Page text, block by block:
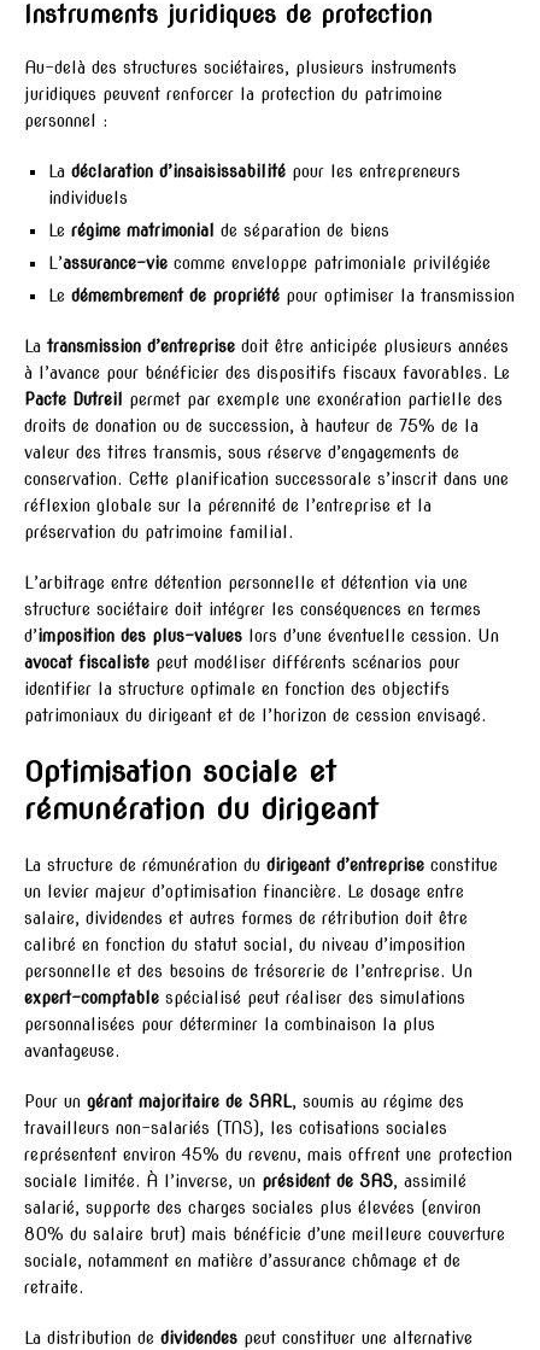
Instruments juridiques de protection
Au-delà des structures sociétaires, plusieurs instruments
juridiques peuvent renforcer la protection du patrimoine
personnel :
La déclaration d’insaisissabilité pour les entrepreneurs
individuels
Le régime matrimonial
de séparation de biens
L’assurance-vie comme enveloppe patrimoniale privilégiée
Le démembrement de propriété pour optimiser la transmission
La transmission d’entreprise doit être anticipée plusieurs années
à l’avance pour bénéficier des dispositifs fiscaux favorables. Le
Pacte Dutreil
permet par exemple une exonération partielle des
droits de donation ou de succession, à hauteur de 75% de la
valeur des titres transmis, sous réserve d’engagements de
conservation. Cette planification successorale s’inscrit dans une
réflexion globale sur la pérennité de l’entreprise et la
préservation du patrimoine familial.
L’arbitrage entre détention personnelle et détention via une
structure sociétaire doit intégrer les conséquences en termes
d’imposition des plus-values lors d’une éventuelle cession. Un
avocat fiscaliste peut modéliser différents scénarios pour
identifier la structure optimale en fonction des objectifs
patrimoniaux du dirigeant et de l’horizon de cession envisagé.
Optimisation sociale et
rémunération du dirigeant
La structure de rémunération du dirigeant d’entreprise constitue
un levier majeur d’optimisation financière. Le dosage entre
salaire, dividendes et autres formes de rétribution doit être
calibré en fonction du statut social, du niveau d’imposition
personnelle et des besoins de trésorerie de l’entreprise. Un
expert-comptable spécialisé peut réaliser des simulations
personnalisées pour déterminer la combinaison la plus
avantageuse.
Pour un gérant majoritaire de SARL, soumis au régime des
travailleurs non-salariés (TNS), les cotisations sociales
représentent environ 45% du revenu, mais offrent une protection
sociale limitée. À l’inverse, un président de SAS, assimilé
salarié, supporte des charges sociales plus élevées (environ
80% du salaire brut) mais bénéficie d’une meilleure couverture
sociale, notamment en matière d’assurance chômage et de
retraite.
La distribution de dividendes peut constituer une alternative